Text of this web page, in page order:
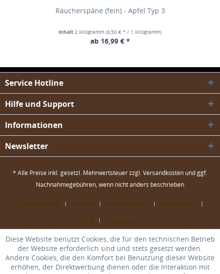
Räucherspäne (fein) - Apfel Typ 3
Inhalt 2 Kilogramm (8,50 € * / 1 Kilogramm)
ab 16,99 € *
Service Hotline
Hilfe und Support
Informationen
Newsletter
* Alle Preise inkl. gesetzl. Mehrwertsteuer zzgl.Versandkosten und ggf.
Nachnahmegebühren, wenn nicht anders beschrieben
Cookie settings Kontakt Widerrufsrecht
Datenschutz
AGB
Impressum
Diese Website benutzt Cookies, die für den technischen Betrieb
der Website erforderlich sind und stets gesetzt werden.
Andere Cookies, die den Komfort bei Benutzung dieser Website
erhöhen, der Direktwerbung dienen oder die Interaktion mit